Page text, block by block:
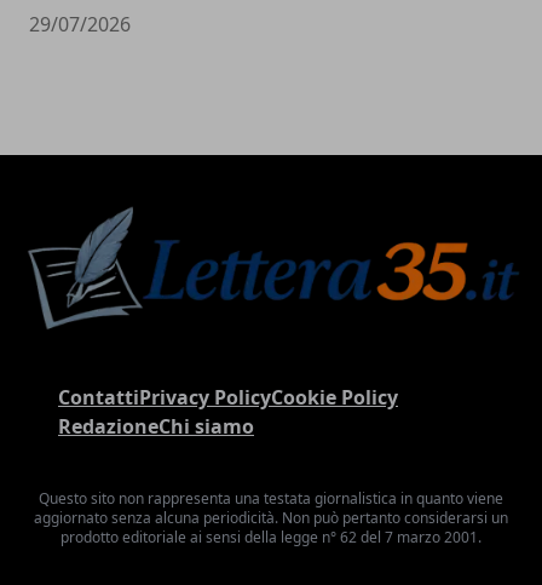
29/07/2026
ContattiPrivacy PolicyCookie Policy
RedazioneChi siamo
Questo sito non rappresenta una testata giornalistica in quanto viene
aggiornato senza alcuna periodicità. Non può pertanto considerarsi un
prodotto editoriale ai sensi della legge n° 62 del 7 marzo 2001.